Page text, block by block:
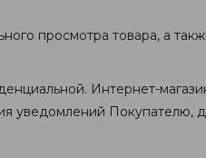
просмотра товара, а
Интернет-
уведомлений Покупателю,